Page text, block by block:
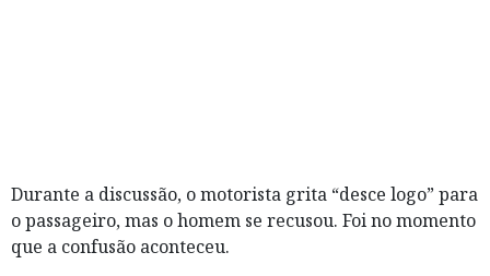
Durante a discussão, o motorista grita “desce logo” para
o passageiro, mas o homem se recusou. Foi no momento
que a confusão aconteceu.